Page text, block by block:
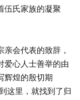
伍氏家族的凝聚
会代表的致辞，
爱心人士善举的由
辉煌的殷切期
这里，就找到了归